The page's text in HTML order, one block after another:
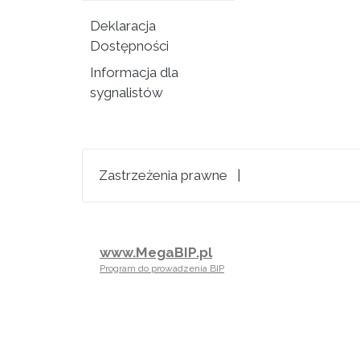
Deklaracja
Dostępności
Informacja dla
sygnalistów
Zastrzeżenia prawne |
www.MegaBIP.pl
Program do prowadzenia BIP